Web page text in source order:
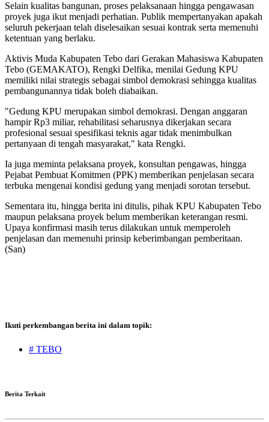
Selain kualitas bangunan, proses pelaksanaan hingga pengawasan
proyek juga ikut menjadi perhatian. Publik mempertanyakan apakah
seluruh pekerjaan telah diselesaikan sesuai kontrak serta memenuhi
ketentuan yang berlaku.
Aktivis Muda Kabupaten Tebo dari Gerakan Mahasiswa Kabupaten
Tebo (GEMAKATO), Rengki Delfika, menilai Gedung KPU
memiliki nilai strategis sebagai simbol demokrasi sehingga kualitas
pembangunannya tidak boleh diabaikan.
"Gedung KPU merupakan simbol demokrasi. Dengan anggaran
hampir Rp3 miliar, rehabilitasi seharusnya dikerjakan secara
profesional sesuai spesifikasi teknis agar tidak menimbulkan
pertanyaan di tengah masyarakat," kata Rengki.
Ia juga meminta pelaksana proyek, konsultan pengawas, hingga
Pejabat Pembuat Komitmen (PPK) memberikan penjelasan secara
terbuka mengenai kondisi gedung yang menjadi sorotan tersebut.
Sementara itu, hingga berita ini ditulis, pihak KPU Kabupaten Tebo
maupun pelaksana proyek belum memberikan keterangan resmi.
Upaya konfirmasi masih terus dilakukan untuk memperoleh
penjelasan dan memenuhi prinsip keberimbangan pemberitaan.
(San)
Ikuti perkembangan berita ini dalam topik:
# TEBO
Berita Terkait